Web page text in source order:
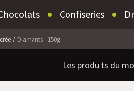
Confiseries
Diamants - 150g
Les produits du